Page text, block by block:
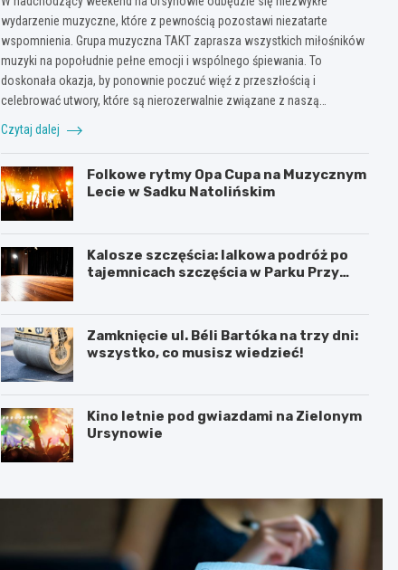
wydarzenie muzyczne, które z pewnością pozostawi niezatarte
wspomnienia. Grupa muzyczna TAKT zaprasza wszystkich miłośników
muzyki na popołudnie pełne emocji i wspólnego śpiewania. To
doskonała okazja, by ponownie poczuć więź z przeszłością i
celebrować utwory, które są nierozerwalnie związane z naszą…
Czytaj dalej
Folkowe rytmy Opa Cupa na Muzycznym
Lecie w Sadku Natolińskim
Kalosze szczęścia: lalkowa podróż po
tajemnicach szczęścia w Parku Przy
Zamknięcie ul. Béli Bartóka na trzy dni:
wszystko, co musisz wiedzieć!
Kino letnie pod gwiazdami na Zielonym
Ursynowie